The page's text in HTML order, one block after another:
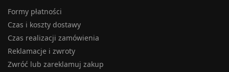
Formy płatności
Czas i koszty dostawy
Czas realizacji zamówienia
Reklamacje i zwroty
Zwróć lub zareklamuj zakup